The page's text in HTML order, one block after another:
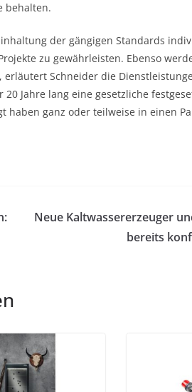
behalten.
der gängigen Standards
zu gewährleisten. Ebenso
erläutert Schneider die
Jahre lang eine gesetzliche
ganz oder teilweise in einen
Neue Kaltwassererzeuger
bereits